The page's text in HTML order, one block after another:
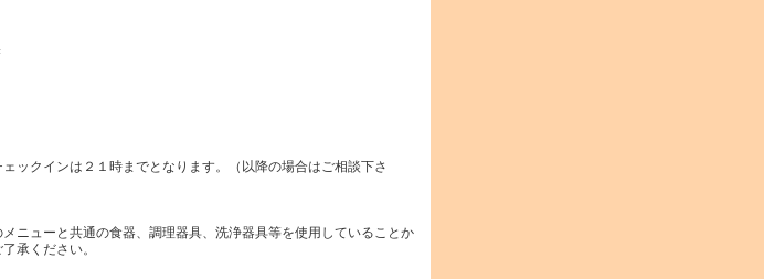
クインは２１時までとなります。（以降の場合はご相談下さ
ニューと共通の食器、調理器具、洗浄器具等を使用していることか
承ください。